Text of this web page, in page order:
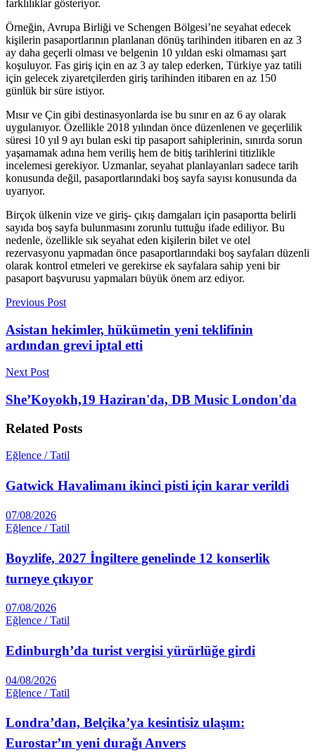
farklılıklar gösteriyor.
Örneğin, Avrupa Birliği ve Schengen Bölgesi’ne seyahat edecek
kişilerin pasaportlarının planlanan dönüş tarihinden itibaren en az 3
ay daha geçerli olması ve belgenin 10 yıldan eski olmaması şart
koşuluyor. Fas giriş için en az 3 ay talep ederken, Türkiye yaz tatili
için gelecek ziyaretçilerden giriş tarihinden itibaren en az 150
günlük bir süre istiyor.
Mısır ve Çin gibi destinasyonlarda ise bu sınır en az 6 ay olarak
uygulanıyor. Özellikle 2018 yılından önce düzenlenen ve geçerlilik
süresi 10 yıl 9 ayı bulan eski tip pasaport sahiplerinin, sınırda sorun
yaşamamak adına hem veriliş hem de bitiş tarihlerini titizlikle
incelemesi gerekiyor. Uzmanlar, seyahat planlayanları sadece tarih
konusunda değil, pasaportlarındaki boş sayfa sayısı konusunda da
uyarıyor.
Birçok ülkenin vize ve giriş- çıkış damgaları için pasaportta belirli
sayıda boş sayfa bulunmasını zorunlu tuttuğu ifade ediliyor. Bu
nedenle, özellikle sık seyahat eden kişilerin bilet ve otel
rezervasyonu yapmadan önce pasaportlarındaki boş sayfaları düzenli
olarak kontrol etmeleri ve gerekirse ek sayfalara sahip yeni bir
pasaport başvurusu yapmaları büyük önem arz ediyor.
Previous Post
Asistan hekimler, hükümetin yeni teklifinin
ardından grevi iptal etti
Next Post
She’Koyokh,19 Haziran'da, DB Music London'da
Related Posts
Eğlence / Tatil
Gatwick Havalimanı ikinci pisti için karar verildi
07/08/2026
Eğlence / Tatil
Boyzlife, 2027 İngiltere genelinde 12 konserlik
turneye çıkıyor
07/08/2026
Eğlence / Tatil
Edinburgh’da turist vergisi yürürlüğe girdi
04/08/2026
Eğlence / Tatil
Londra’dan, Belçika’ya kesintisiz ulaşım:
Eurostar’ın yeni durağı Anvers